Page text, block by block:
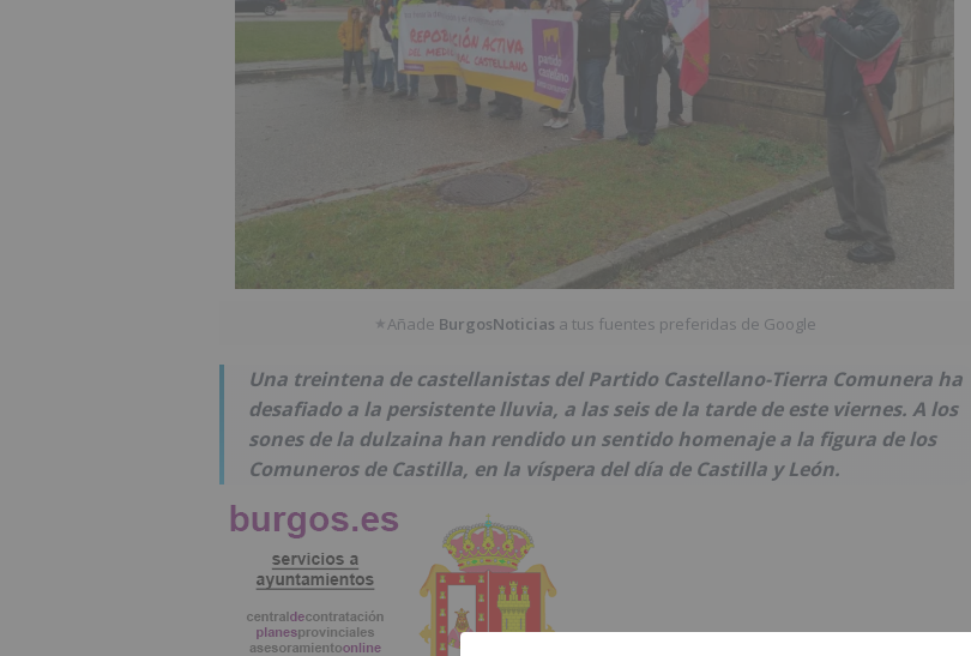
★Añade BurgosNoticias a tus fuentes preferidas de Google
Una treintena de castellanistas del Partido Castellano-Tierra Comunera ha
desafiado a la persistente lluvia, a las seis de la tarde de este viernes. A los
sones de la dulzaina han rendido un sentido homenaje a la figura de los
Comuneros de Castilla, en la víspera del día de Castilla y León.